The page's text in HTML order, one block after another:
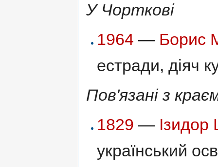
У Чорткові
1964 — Борис
естради, діяч
Пов'язані з
1829 —
український